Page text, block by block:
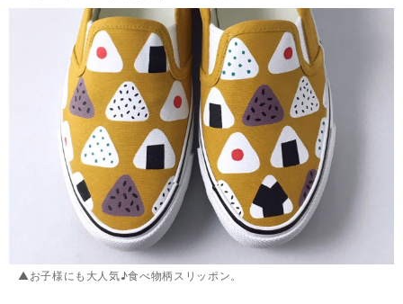
▲お子様にも大人気♪食べ物柄スリッポン。